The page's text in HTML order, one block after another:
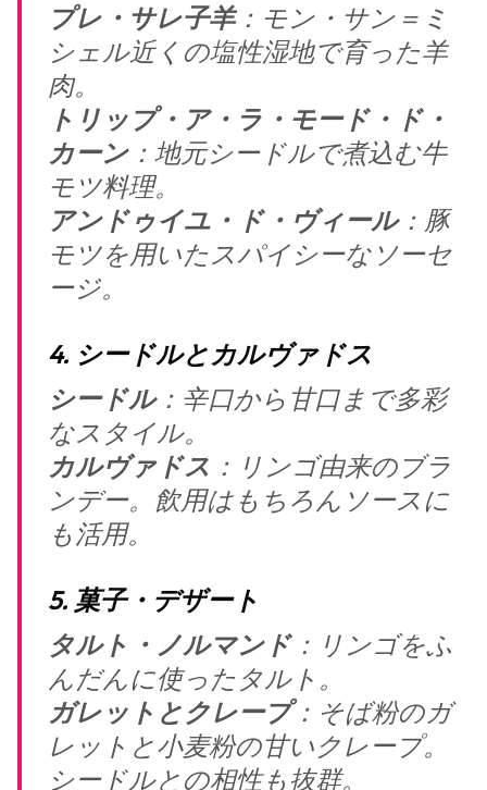
プレ・サレ子羊：モン・サン＝ミ
シェル近くの塩性湿地で育った羊
肉。
トリップ・ア・ラ・モード・ド・
カーン：地元シードルで煮込む牛
モツ料理。
アンドゥイユ・ド・ヴィール：豚
モツを用いたスパイシーなソーセ
ージ。
4. シードルとカルヴァドス
シードル：辛口から甘口まで多彩
なスタイル。
カルヴァドス ：リンゴ由来のブラ
ンデー。飲用はもちろんソースに
も活用。
5. 菓子・デザート
タルト・ノルマンド：リンゴをふ
んだんに使ったタルト。
ガレットとクレープ：そば粉のガ
レットと小麦粉の甘いクレープ。
シードルとの相性も抜群。